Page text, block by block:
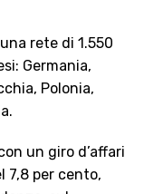
rete di 1.550
Germania,
Polonia,
un giro d’affari
7,8 per cento,